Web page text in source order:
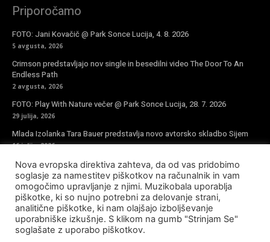
Priporočamo
FOTO: Jani Kovačič @ Park Sonce Lucija, 4. 8. 2026
5 avgusta, 2026
Crimson predstavljajo nov single in besedilni video The Door To An
Endless Path
2 avgusta, 2026
FOTO: Play With Nature večer @ Park Sonce Lucija, 28. 7. 2026
29 julija, 2026
Mlada Izolanka Tara Bauer predstavlja novo avtorsko skladbo Sijem
16 julija, 2026
Vpiši se v novičke
Nova evropska direktiva zahteva, da od vas pridobimo
soglasje za namestitev piškotkov na računalnik in vam
omogočimo upravljanje z njimi. Muzikobala uporablja
piškotke, ki so nujno potrebni za delovanje strani,
analitične piškotke, ki nam olajšajo izboljševanje
uporabniške izkušnje. S klikom na gumb "Strinjam Se"
soglašate z uporabo piškotkov.